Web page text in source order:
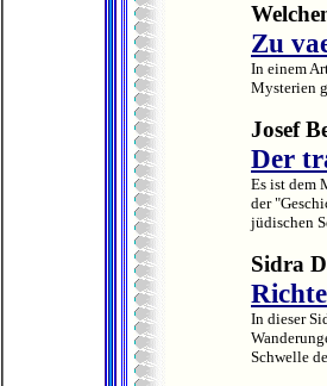
Zu
In einem
Mysterien
Josef
Der
Es ist dem
der
jüdischen
Sidra
In dieser
Schwelle